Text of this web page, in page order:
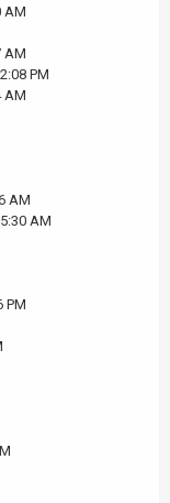
AM
AM
PM
AM
AM
AM
PM